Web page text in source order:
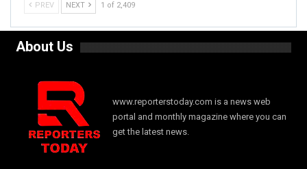
PREV NEXT 1 of 2,409
About Us
www.reporterstoday.com is a news web
portal and monthly magazine where you can
get the latest news.